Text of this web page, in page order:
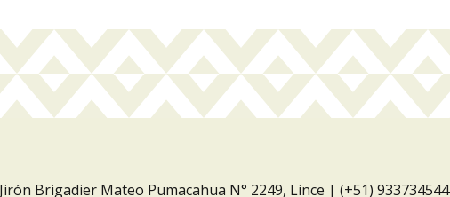
Brigadier Mateo Pumacahua N° 2249, Lince | (+51) 933734544